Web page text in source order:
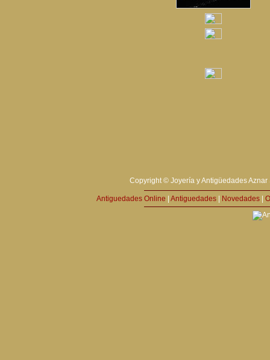
Copyright © Joyería y Antigüedades
Antiguedades Online Antiguedades Novedades